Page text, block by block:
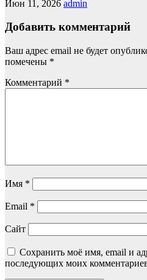
Июн 11, 2026 admin
Добавить комментарий
Ваш адрес email не будет
помечены *
Комментарий *
Имя *
Email *
Сайт
Сохранить моё имя, email и
последующих моих